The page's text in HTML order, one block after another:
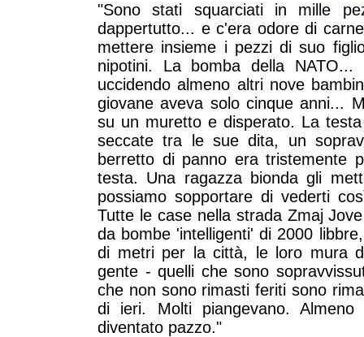
"Sono stati squarciati in mille
dappertutto... e c'era odore di
mettere insieme i pezzi di suo
nipotini. La bomba della
uccidendo almeno altri nove
giovane aveva solo cinque anni...
su un muretto e disperato. La
seccate tra le sue dita, un
berretto di panno era tristemente
testa. Una ragazza bionda gli
possiamo sopportare di vederti
Tutte le case nella strada Zmaj
da bombe 'intelligenti' di 2000
di metri per la città, le loro mura
gente - quelli che sono
che non sono rimasti feriti sono
di ieri. Molti piangevano.
diventato pazzo."